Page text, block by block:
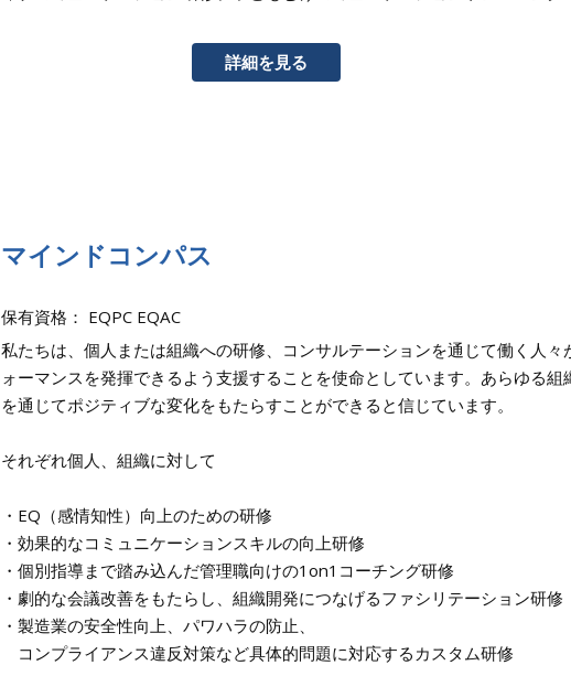
詳細を見る
マインドコンパス
保有資格： EQPC EQAC
私たちは、個人または組織への研修、コンサルテーションを通じて働く人々
ォーマンスを発揮できるよう支援することを使命としています。あらゆる組
を通じてポジティブな変化をもたらすことができると信じています。
それぞれ個人、組織に対して
・EQ（感情知性）向上のための研修
・効果的なコミュニケーションスキルの向上研修
・個別指導まで踏み込んだ管理職向けの1on1コーチング研修
・劇的な会議改善をもたらし、組織開発につなげるファシリテーション研修
・製造業の安全性向上、パワハラの防止、
コンプライアンス違反対策など具体的問題に対応するカスタム研修